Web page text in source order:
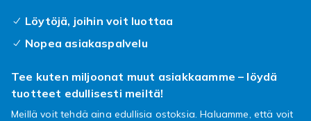
Löytöjä, joihin voit luottaa
Nopea asiakaspalvelu
Tee kuten miljoonat muut asiakkaamme – löydä
tuotteet edullisesti meiltä!
Meillä voit tehdä aina edullisia ostoksia. Haluamme, että voit